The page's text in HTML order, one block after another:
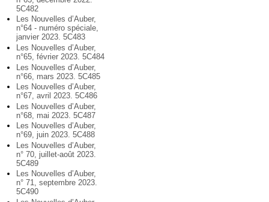
5C482
Les Nouvelles d’Auber,
n°64 - numéro spéciale,
janvier 2023. 5C483
Les Nouvelles d’Auber,
n°65, février 2023. 5C484
Les Nouvelles d’Auber,
n°66, mars 2023. 5C485
Les Nouvelles d’Auber,
n°67, avril 2023. 5C486
Les Nouvelles d’Auber,
n°68, mai 2023. 5C487
Les Nouvelles d’Auber,
n°69, juin 2023. 5C488
Les Nouvelles d’Auber,
n° 70, juillet-août 2023.
5C489
Les Nouvelles d’Auber,
n° 71, septembre 2023.
5C490